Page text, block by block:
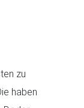
zu
haben